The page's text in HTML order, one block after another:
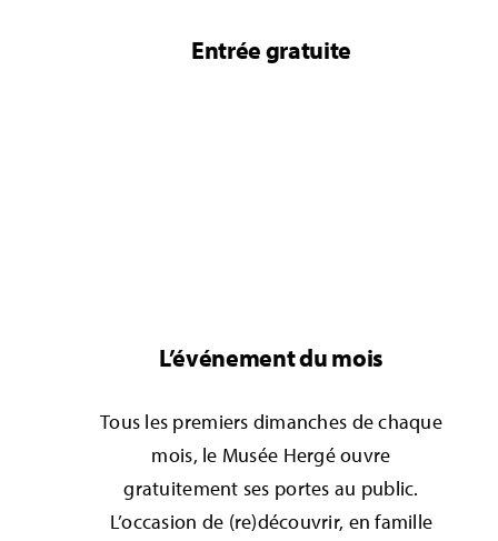
Entrée gratuite
L’événement du mois
Tous les premiers dimanches de chaque
mois, le Musée Hergé ouvre
gratuitement ses portes au public.
L’occasion de (re)découvrir, en famille